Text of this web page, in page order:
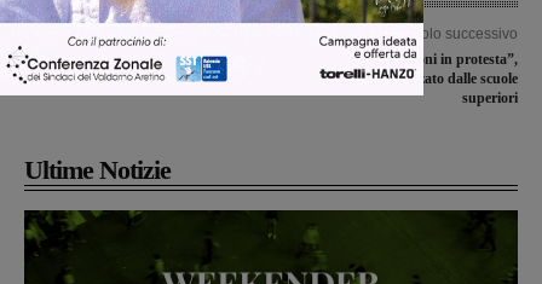
Articolo precedente
San Giovanni, Valentina Vadi cene di
chiusura della campagna elettorale
Articolo successivo
“Io posso emozioni in protesta”,
progetto realizzato dalle scuole
superiori
Ultime Notizie